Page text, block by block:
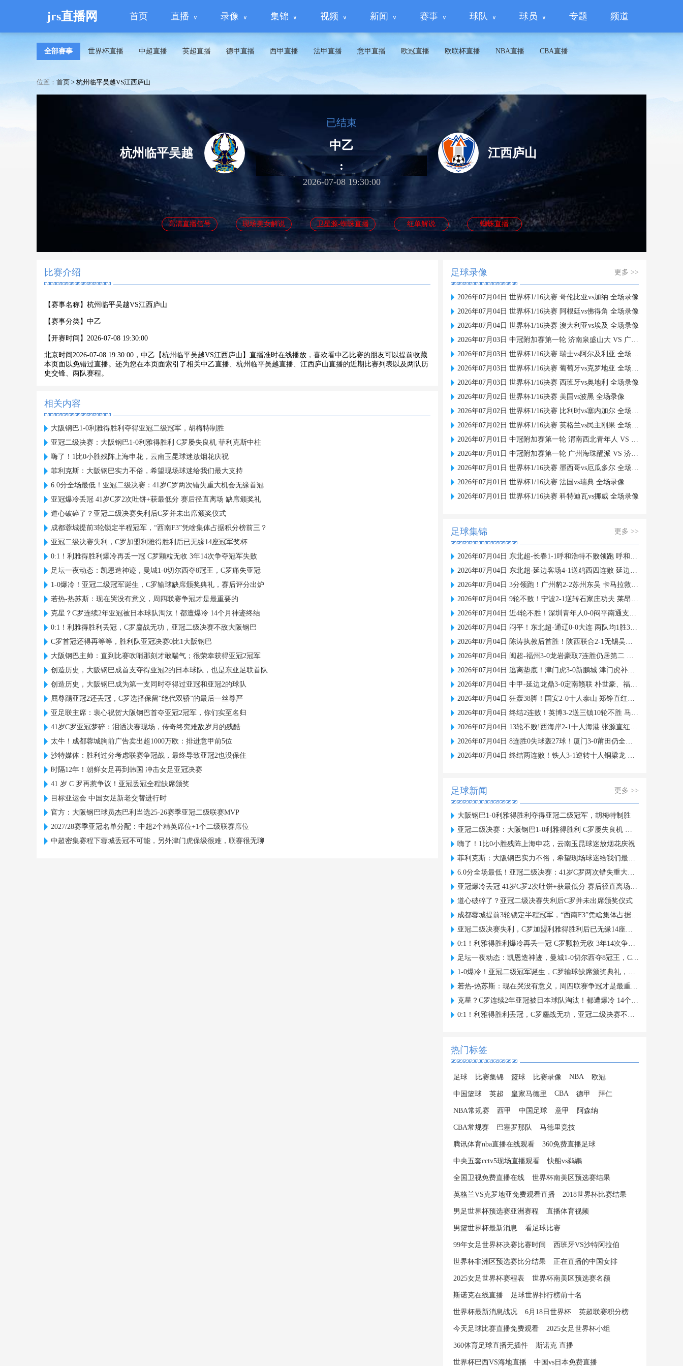
jrs直播网 首页 直播 录像 集锦 视频 新闻 赛事 球队 球员 专题 频道
全部赛事 世界杯直播 中超直播 英超直播 德甲直播 西甲直播 法甲直播 意甲直播 欧冠直播 欧联杯直播 NBA直播 CBA直播
位置： 首页 > 杭州临平吴越VS江西庐山
杭州临平吴越
已结束
中乙
:
2026-07-08 19:30:00
江西庐山
高清直播信号 现场美女解说 卫星源-蜘蛛直播 红单解说 蜘蛛直播
比赛介绍
【赛事名称】 杭州临平吴越VS江西庐山
【赛事分类】 中乙
【开赛时间】 2026-07-08 19:30:00
北京时间2026-07-08 19:30:00，中乙【杭州临平吴越VS江西庐山】直播准时在线播放，喜欢看中乙比赛的朋友可以提前收藏
本页面以免错过直播。还为您在本页面索引了相关中乙直播、杭州临平吴越直播、江西庐山直播的近期比赛列表以及两队历
史交锋、两队赛程。
相关内容
大阪钢巴1-0利雅得胜利夺得亚冠二级冠军，胡梅特制胜
亚冠二级决赛：大阪钢巴1-0利雅得胜利 C罗屡失良机 菲利克斯中柱
嗨了！1比0小胜残阵上海申花，云南玉昆球迷放烟花庆祝
菲利克斯：大阪钢巴实力不俗，希望现场球迷给我们最大支持
6.0分全场最低！亚冠二级决赛：41岁C罗两次错失重大机会无缘首冠
亚冠爆冷丢冠 41岁C罗2次吐饼+获最低分 赛后径直离场 缺席颁奖礼
道心破碎了？亚冠二级决赛失利后C罗并未出席颁奖仪式
成都蓉城提前3轮锁定半程冠军，“西南F3”凭啥集体占据积分榜前三？
亚冠二级决赛失利，C罗加盟利雅得胜利后已无缘14座冠军奖杯
0:1！利雅得胜利爆冷再丢一冠 C罗颗粒无收 3年14次争夺冠军失败
足坛一夜动态：凯恩造神迹，曼城1-0切尔西夺8冠王，C罗痛失亚冠
1-0爆冷！亚冠二级冠军诞生，C罗输球缺席颁奖典礼，赛后评分出炉
若热-热苏斯：现在哭没有意义，周四联赛争冠才是最重要的
克星？C罗连续2年亚冠被日本球队淘汰！都遭爆冷 14个月神迹终结
0:1！利雅得胜利丢冠，C罗鏖战无功，亚冠二级决赛不敌大阪钢巴
C罗首冠还得再等等，胜利队亚冠决赛0比1大阪钢巴
大阪钢巴主帅：直到比赛吹哨那刻才敢喘气；很荣幸获得亚冠2冠军
创造历史，大阪钢巴成首支夺得亚冠2的日本球队，也是东亚足联首队
创造历史，大阪钢巴成为第一支同时夺得过亚冠和亚冠2的球队
屈尊踢亚冠2还丢冠，C罗选择保留“绝代双骄”的最后一丝尊严
亚足联主席：衷心祝贺大阪钢巴首夺亚冠2冠军，你们实至名归
41岁C罗亚冠梦碎：泪洒决赛现场，传奇终究难敌岁月的残酷
太牛！成都蓉城胸前广告卖出超1000万欧：排进意甲前5位
沙特媒体：胜利过分考虑联赛争冠战，最终导致亚冠2也没保住
时隔12年！朝鲜女足再到韩国 冲击女足亚冠决赛
41 岁 C 罗再惹争议！亚冠丢冠全程缺席颁奖
目标亚运会 中国女足新老交替进行时
官方：大阪钢巴球员杰巴利当选25-26赛季亚冠二级联赛MVP
2027/28赛季亚冠名单分配：中超2个精英席位+1个二级联赛席位
中超密集赛程下蓉城丢冠不可能，另外津门虎保级很难，联赛很无聊
足球录像 更多 >>
2026年07月04日 世界杯1/16决赛 哥伦比亚vs加纳 全场录像
2026年07月04日 世界杯1/16决赛 阿根廷vs佛得角 全场录像
2026年07月04日 世界杯1/16决赛 澳大利亚vs埃及 全场录像
2026年07月03日 中冠附加赛第一轮 济南泉盛山大 VS 广州海珠醒派 全场录像
2026年07月03日 世界杯1/16决赛 瑞士vs阿尔及利亚 全场录像
2026年07月03日 世界杯1/16决赛 葡萄牙vs克罗地亚 全场录像
2026年07月03日 世界杯1/16决赛 西班牙vs奥地利 全场录像
2026年07月02日 世界杯1/16决赛 美国vs波黑 全场录像
2026年07月02日 世界杯1/16决赛 比利时vs塞内加尔 全场录像
2026年07月02日 世界杯1/16决赛 英格兰vs民主刚果 全场录像
2026年07月01日 中冠附加赛第一轮 渭南西北青年人 VS 贵州栩烽棠 全场录像
2026年07月01日 中冠附加赛第一轮 广州海珠醒派 VS 济南泉盛山大 全场录像
2026年07月01日 世界杯1/16决赛 墨西哥vs厄瓜多尔 全场录像
2026年07月01日 世界杯1/16决赛 法国vs瑞典 全场录像
2026年07月01日 世界杯1/16决赛 科特迪瓦vs挪威 全场录像
足球集锦 更多 >>
2026年07月04日 东北超-长春1-1呼和浩特不败领跑 呼和浩特4轮3平1负仍不胜
2026年07月04日 东北超-延边客场4-1送鸡西四连败 延边收获2连胜
2026年07月04日 3分领跑！广州豹2-2苏州东吴 卡马拉救主罗萨&埃斯特雷拉世界波
2026年07月04日 9轮不败！宁波2-1逆转石家庄功夫 莱昂纳多造点+点射刘洋制胜
2026年07月04日 近4轮不胜！深圳青年人0-0闷平南通支云 青年人仍中甲第2支云第3
2026年07月04日 闷平！东北超-通辽0-0大连 两队均1胜3平保持不败 大连遭三连平
2026年07月04日 陈涛执教后首胜！陕西联合2-1无锡吴钩 伊兰杜斯特双响+绝杀
2026年07月04日 闽超-福州3-0龙岩豪取7连胜仍居第二 杨冲、黄伟杰、李宇豪破门
2026年07月04日 逃离垫底！津门虎3-0新鹏城 津门虎补时连入2球 积分平三镇升第15
2026年07月04日 中甲-延边龙鼎3-0定南赣联 朴世豪、福布斯破门乔瓦尼造点+点射
2026年07月04日 狂轰38脚！国安2-0十人泰山 郑铮直红王大雷9扑救塞鸟+林良铭破门
2026年07月04日 终结2连败！英博3-2送三镇10轮不胜 马莱莱绝杀 卡迪斯传射难救主
2026年07月04日 13轮不败!西海岸2-1十人海港 张源直红阿齐兹2助攻VAR吹掉双方4球
2026年07月04日 8连胜0失球轰27球！厦门3-0莆田仍全胜3分领跑 刘鑫岳超级世界波
2026年07月04日 终结两连败！铁人3-1逆转十人铜梁龙 热菲尼奥双响恩加德乌染红
足球新闻 更多 >>
大阪钢巴1-0利雅得胜利夺得亚冠二级冠军，胡梅特制胜
亚冠二级决赛：大阪钢巴1-0利雅得胜利 C罗屡失良机 菲利克斯中柱
嗨了！1比0小胜残阵上海申花，云南玉昆球迷放烟花庆祝
菲利克斯：大阪钢巴实力不俗，希望现场球迷给我们最大支持
6.0分全场最低！亚冠二级决赛：41岁C罗两次错失重大机会无缘首冠
亚冠爆冷丢冠 41岁C罗2次吐饼+获最低分 赛后径直离场 缺席颁奖礼
道心破碎了？亚冠二级决赛失利后C罗并未出席颁奖仪式
成都蓉城提前3轮锁定半程冠军，“西南F3”凭啥集体占据积分榜前三？
亚冠二级决赛失利，C罗加盟利雅得胜利后已无缘14座冠军奖杯
0:1！利雅得胜利爆冷再丢一冠 C罗颗粒无收 3年14次争夺冠军失败
足坛一夜动态：凯恩造神迹，曼城1-0切尔西夺8冠王，C罗痛失亚冠
1-0爆冷！亚冠二级冠军诞生，C罗输球缺席颁奖典礼，赛后评分出炉
若热-热苏斯：现在哭没有意义，周四联赛争冠才是最重要的
克星？C罗连续2年亚冠被日本球队淘汰！都遭爆冷 14个月神迹终结
0:1！利雅得胜利丢冠，C罗鏖战无功，亚冠二级决赛不敌大阪钢巴
热门标签
足球 比赛集锦 篮球 比赛录像 NBA 欧冠
中国篮球 英超 皇家马德里 CBA 德甲 拜仁
NBA常规赛 西甲 中国足球 意甲 阿森纳
CBA常规赛 巴塞罗那队 马德里竞技
腾讯体育nba直播在线观看 360免费直播足球
中央五套cctv5现场直播观看 快船vs鹈鹕
全国卫视免费直播在线 世界杯南美区预选赛结果
英格兰VS克罗地亚免费观看直播 2018世界杯比赛结果
男足世界杯预选赛亚洲赛程 直播体育视频
男篮世界杯最新消息 看足球比赛
99年女足世界杯决赛比赛时间 西班牙VS沙特阿拉伯
世界杯非洲区预选赛比分结果 正在直播的中国女排
2025女足世界杯赛程表 世界杯南美区预选赛名额
斯诺克在线直播 足球世界排行榜前十名
世界杯最新消息战况 6月18日世界杯 英超联赛积分榜
今天足球比赛直播免费观看 2025女足世界杯小组
360体育足球直播无插件 斯诺克 直播
世界杯巴西VS海地直播 中国vs日本免费直播